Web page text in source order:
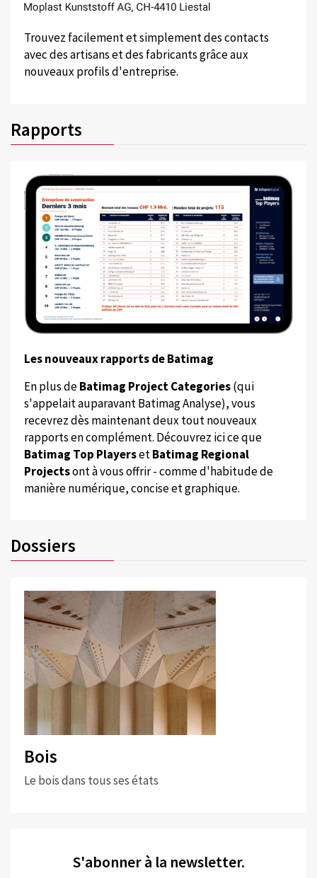
Trouvez facilement et simplement des contacts
avec des artisans et des fabricants grâce aux
nouveaux profils d'entreprise.
Rapports
Les nouveaux rapports de Batimag
En plus deBatimag Project Categories(qui
s'appelait auparavant Batimag Analyse), vous
recevrez dès maintenant deux tout nouveaux
rapports en complément. Découvrez ici ce que
Batimag Top PlayersetBatimag Regional
Projectsont à vous offrir - comme d'habitude de
manière numérique, concise et graphique.
Dossiers
Bois
Le bois dans tous ses états
S'abonner à la newsletter.